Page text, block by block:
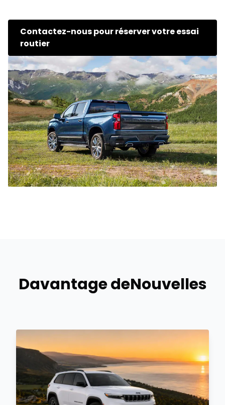
Contactez-nous pour réserver votre essai
routier
Davantage deNouvelles